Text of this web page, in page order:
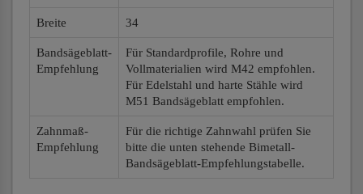
Breite 34
Bandsägeblatt-
Empfehlung
Für Standardprofile, Rohre und
Vollmaterialien wird M42 empfohlen.
Für Edelstahl und harte Stähle wird
M51 Bandsägeblatt empfohlen.
Zahnmaß-
Empfehlung
Für die richtige Zahnwahl prüfen Sie
bitte die unten stehende Bimetall-
Bandsägeblatt-Empfehlungstabelle.